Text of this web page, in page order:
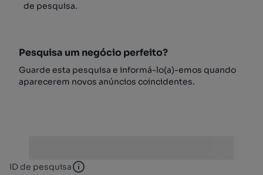
de pesquisa.
Pesquisa um negócio perfeito?
Guarde esta pesquisa e informá-lo(a)-emos quando
aparecerem novos anúncios coincidentes.
ID de pesquisa ID de pesquisa